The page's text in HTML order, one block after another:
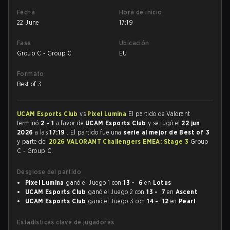
Fecha
22 June
Hora de inicio
17:19
Fase
Group C - Group C
Ubicación
EU
Formato
Best of 3
UCAM Esports Clubvs Pixel Lumina El partido de Valorant
terminó 2 - 1 a favor de UCAM Esports Cluby se jugó el 22 jun
2026 a las17:19 . El partido fue una serie al mejor de Best of 3
y parte del 2026 VALORANT Challengers EMEA: Stage 3 Group
C - Group C.
Desglose del partido
Pixel Lumina ganó el Juego 1 con13 - 6 en Lotus
UCAM Esports Club ganó el Juego 2 con13 - 7 en Ascent
UCAM Esports Club ganó el Juego 3 con14 - 12 en Pearl
Estadísticas clave de jugadores